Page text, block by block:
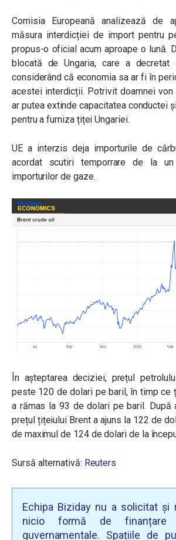
Comisia Europeană analizează de
măsura interdicției de import pentru
propus-o oficial acum aproape o lună.
blocată de Ungaria, care a decretat
considerând că economia sa ar fi în
acestei interdicții. Potrivit doamnei von
ar putea extinde capacitatea conductei
pentru a furniza țiței Ungariei.
UE a interzis deja importurile de
acordat scutiri temporrare de la un
importurilor de gaze.
În așteptarea deciziei, prețul
peste 120 de dolari pe baril, în timp ce
a rămas la 93 de dolari pe baril. După
prețul țițeiului Brent a ajuns la 122 de
de maximul de 124 de dolari de la
Sursă alternativă: Reuters
Echipa Biziday nu a solicitat și
nicio formă de finanțare
guvernamentale. Spațiile de